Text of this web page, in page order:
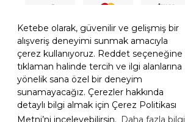
Ketebe olarak, güvenilir ve gelişmiş bir
alışveriş deneyimi sunmak amacıyla
çerez kullanıyoruz. Reddet seçeneğine
tıklaman halinde tercih ve ilgi alanlarına
yönelik sana özel bir deneyim
sunamayacağız. Çerezler hakkında
detaylı bilgi almak için Çerez Politikası
Metni’ni inceleyebilirsin. Daha fazla bilgi